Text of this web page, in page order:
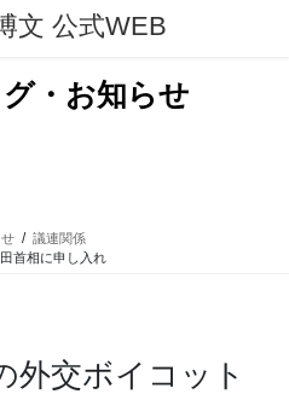
・お知らせ
議連関係
首相に申し入れ
外交ボイコット